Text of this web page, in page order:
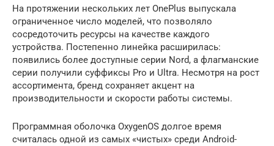
На протяжении нескольких лет OnePlus выпускала
ограниченное число моделей, что позволяло
сосредоточить ресурсы на качестве каждого
устройства. Постепенно линейка расширилась:
появились более доступные серии Nord, а флагманские
серии получили суффиксы Pro и Ultra. Несмотря на рост
ассортимента, бренд сохраняет акцент на
производительности и скорости работы системы.
Программная оболочка OxygenOS долгое время
считалась одной из самых «чистых» среди Android-